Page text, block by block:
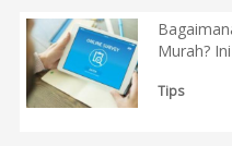
Murah?
Tips